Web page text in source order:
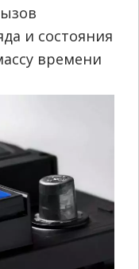
и состояния
времени